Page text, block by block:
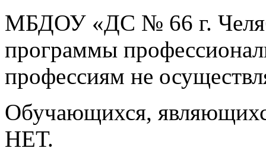
МБДОУ «ДС № 66 г.
программы
профессиям не
Обучающихся,
НЕТ.